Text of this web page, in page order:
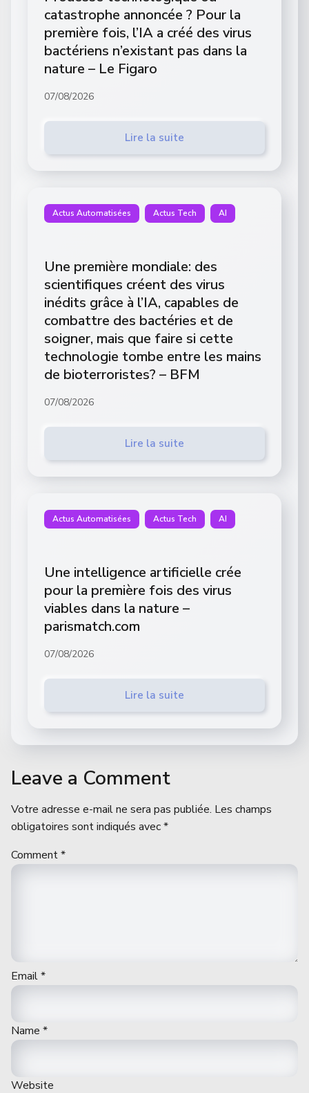
catastrophe annoncée ? Pour la
première fois, l’IA a créé des virus
bactériens n’existant pas dans la
nature – Le Figaro
07/08/2026
Lire la suite
Actus Automatisées Actus Tech AI
Une première mondiale: des
scientifiques créent des virus
inédits grâce à l’IA, capables de
combattre des bactéries et de
soigner, mais que faire si cette
technologie tombe entre les mains
de bioterroristes? – BFM
07/08/2026
Lire la suite
Actus Automatisées Actus Tech AI
Une intelligence artificielle crée
pour la première fois des virus
viables dans la nature –
parismatch.com
07/08/2026
Lire la suite
Leave a Comment
Votre adresse e-mail ne sera pas publiée. Les champs
obligatoires sont indiqués avec*
Comment*
Email*
Name *
Website